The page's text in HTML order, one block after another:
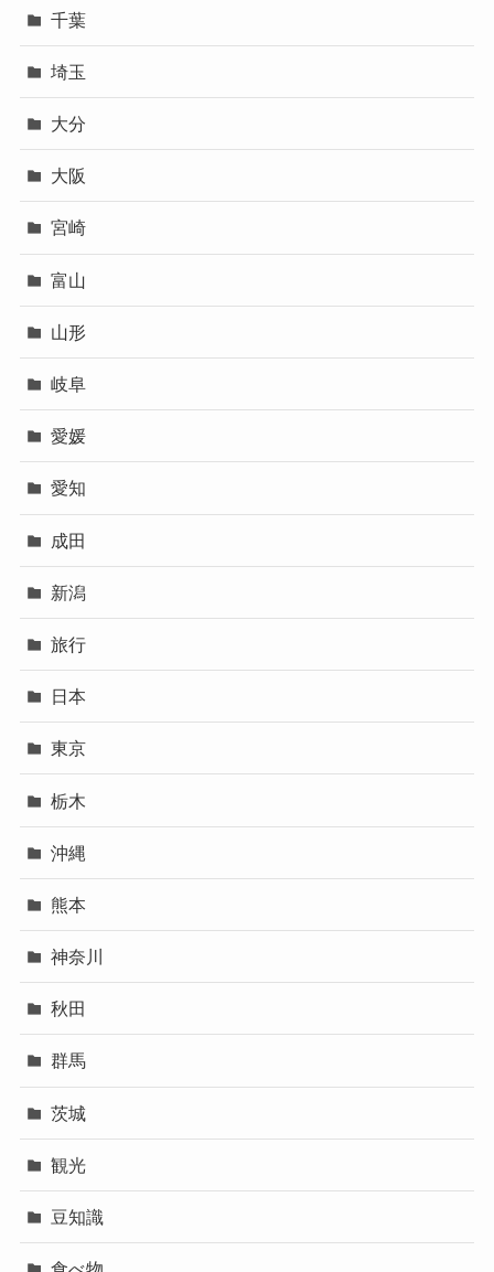
千葉
埼玉
大分
大阪
宮崎
富山
山形
岐阜
愛媛
愛知
成田
新潟
旅行
日本
東京
栃木
沖縄
熊本
神奈川
秋田
群馬
茨城
観光
豆知識